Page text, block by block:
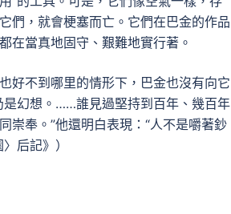
們，就會梗塞而亡。它們在巴金的作品
在當真地固守、艱難地實行著。
好不到哪里的情形下，巴金也沒有向它
是幻想。……誰見過堅持到百年、幾百年
奉。”他還明白表現：“人不是嚼著鈔
后記》）